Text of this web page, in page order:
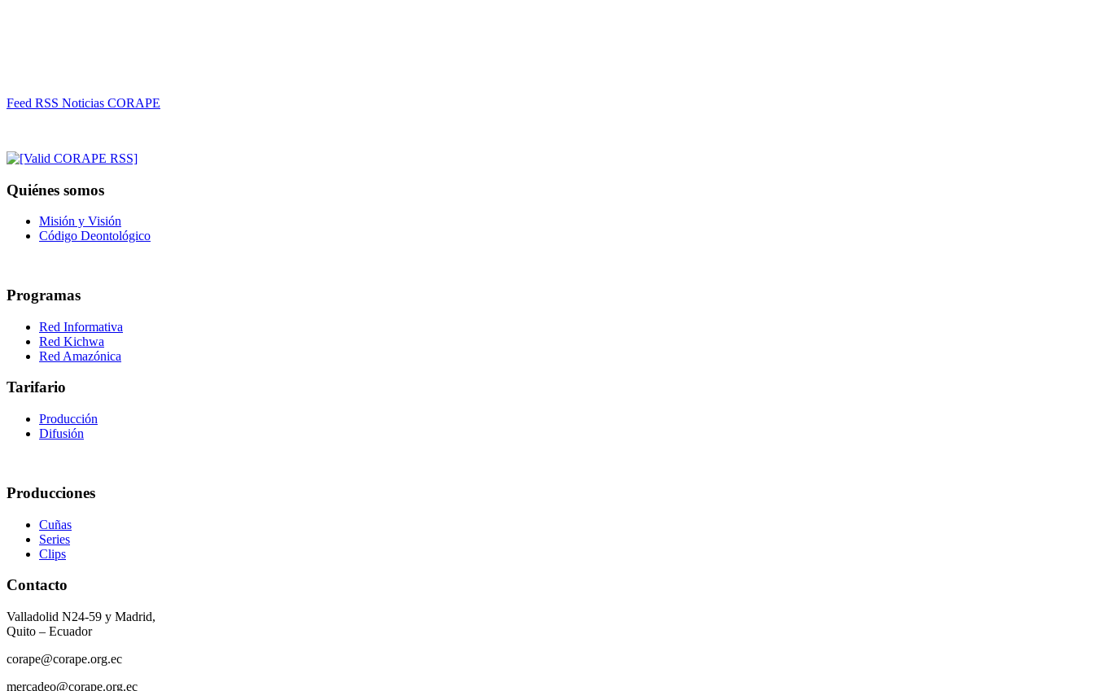
Feed RSS Noticias CORAPE
Quiénes somos
Misión y Visión
Código Deontológico
Programas
Red Informativa
Red Kichwa
Red Amazónica
Tarifario
Producción
Difusión
Producciones
Cuñas
Series
Clips
Contacto
Valladolid N24-59 y Madrid,
Quito – Ecuador
corape@corape.org.ec
mercadeo@corape.org.ec